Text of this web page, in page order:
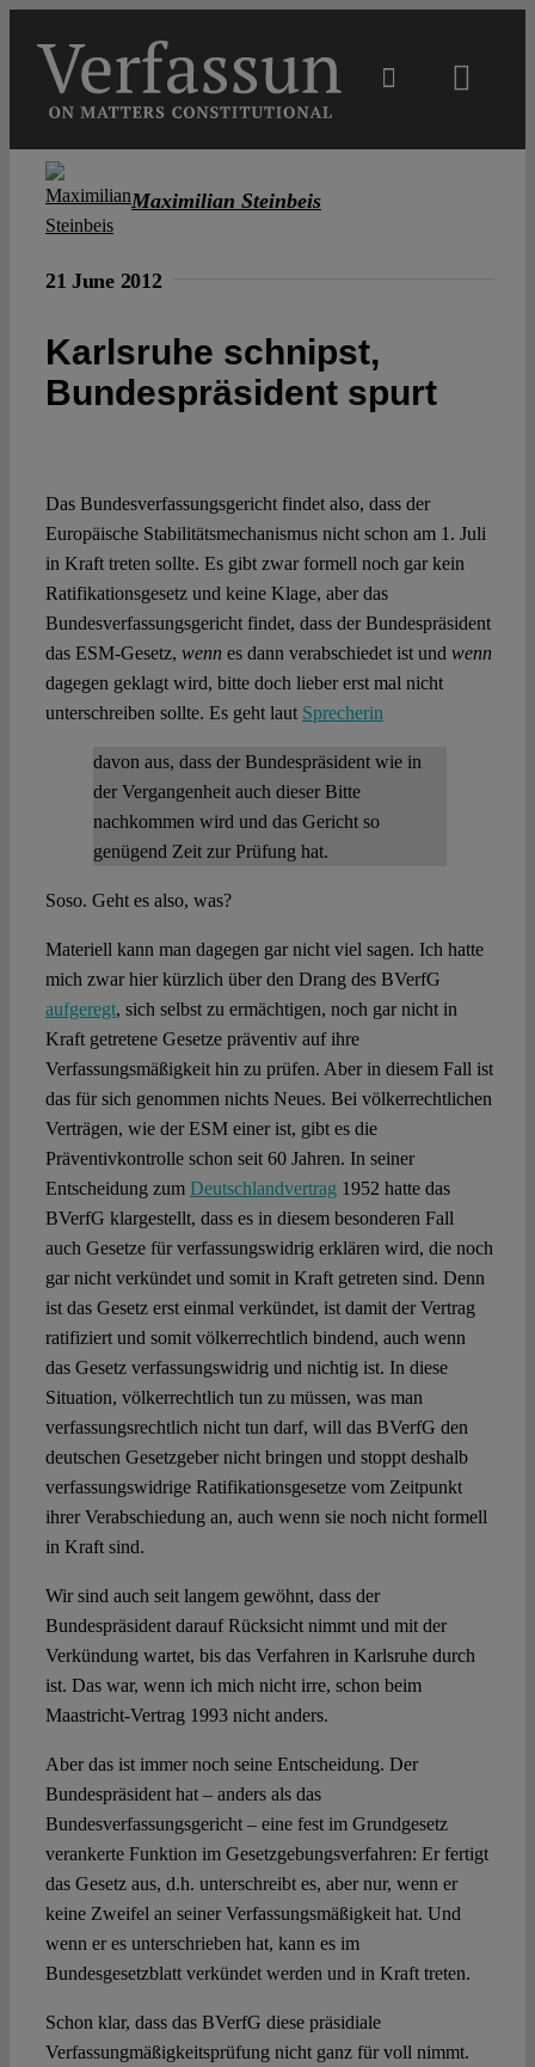
content
Main
Open Access
Spotlight
Maximilian Steinbeis
21 June 2012
Karlsruhe schnipst,
Bundespräsident spurt
Das Bundesverfassungsgericht findet also, dass der
Europäische Stabilitätsmechanismus nicht schon am 1. Juli
in Kraft treten sollte. Es gibt zwar formell noch gar kein
Ratifikationsgesetz und keine Klage, aber das
Bundesverfassungsgericht findet, dass der Bundespräsident
das ESM-Gesetz, wenn es dann verabschiedet ist und wenn
dagegen geklagt wird, bitte doch lieber erst mal nicht
unterschreiben sollte. Es geht laut Sprecherin
davon aus, dass der Bundespräsident wie in
der Vergangenheit auch dieser Bitte
nachkommen wird und das Gericht so
genügend Zeit zur Prüfung hat.
Soso. Geht es also, was?
Materiell kann man dagegen gar nicht viel sagen. Ich hatte
mich zwar hier kürzlich über den Drang des BVerfG
aufgeregt, sich selbst zu ermächtigen, noch gar nicht in
Kraft getretene Gesetze präventiv auf ihre
Verfassungsmäßigkeit hin zu prüfen. Aber in diesem Fall ist
das für sich genommen nichts Neues. Bei völkerrechtlichen
Verträgen, wie der ESM einer ist, gibt es die
Präventivkontrolle schon seit 60 Jahren. In seiner
Entscheidung zum Deutschlandvertrag 1952 hatte das
BVerfG klargestellt, dass es in diesem besonderen Fall
auch Gesetze für verfassungswidrig erklären wird, die noch
gar nicht verkündet und somit in Kraft getreten sind. Denn
ist das Gesetz erst einmal verkündet, ist damit der Vertrag
ratifiziert und somit völkerrechtlich bindend, auch wenn
das Gesetz verfassungswidrig und nichtig ist. In diese
Situation, völkerrechtlich tun zu müssen, was man
verfassungsrechtlich nicht tun darf, will das BVerfG den
deutschen Gesetzgeber nicht bringen und stoppt deshalb
verfassungswidrige Ratifikationsgesetze vom Zeitpunkt
ihrer Verabschiedung an, auch wenn sie noch nicht formell
in Kraft sind.
Wir sind auch seit langem gewöhnt, dass der
Bundespräsident darauf Rücksicht nimmt und mit der
Verkündung wartet, bis das Verfahren in Karlsruhe durch
ist. Das war, wenn ich mich nicht irre, schon beim
Maastricht-Vertrag 1993 nicht anders.
Aber das ist immer noch seine Entscheidung. Der
Bundespräsident hat – anders als das
Bundesverfassungsgericht – eine fest im Grundgesetz
verankerte Funktion im Gesetzgebungsverfahren: Er fertigt
das Gesetz aus, d.h. unterschreibt es, aber nur, wenn er
keine Zweifel an seiner Verfassungsmäßigkeit hat. Und
wenn er es unterschrieben hat, kann es im
Bundesgesetzblatt verkündet werden und in Kraft treten.
Schon klar, dass das BVerfG diese präsidiale
Verfassungmäßigkeitsprüfung nicht ganz für voll nimmt.